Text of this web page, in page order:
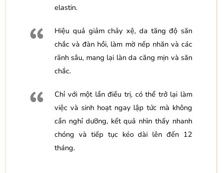
elastin.
Hiệu quả giảm chảy xệ, da tăng độ săn
chắc và đàn hồi, làm mờ nếp nhăn và các
rãnh sâu, mang lại làn da căng mịn và săn
chắc.
Chỉ với một lần điều trị, có thể trở lại làm
việc và sinh hoạt ngay lập tức mà không
cần nghỉ dưỡng, kết quả nhìn thấy nhanh
chóng và tiếp tục kéo dài lên đến 12
tháng.